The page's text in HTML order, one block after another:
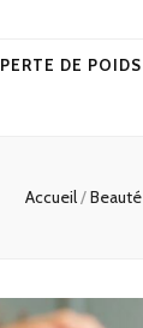
PERTE DE POIDS
Accueil/Beauté